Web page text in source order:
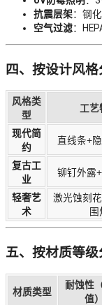
抗震层架：钢
空气过滤：
四、按设计风格
风格类
型
工艺
现代简
约
直线条+
复古工
业
铆钉外露
轻奢艺
术
激光蚀刻
围
五、按材质等级
材质类型
耐蚀性
值）